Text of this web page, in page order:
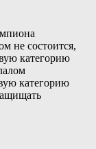
не состоится,
категорию
категорию